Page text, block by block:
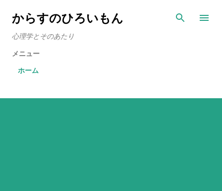
スキップしてメイン コンテンツに移動
からすのひろいもん
心理学とそのあたり
メニュー
ホーム